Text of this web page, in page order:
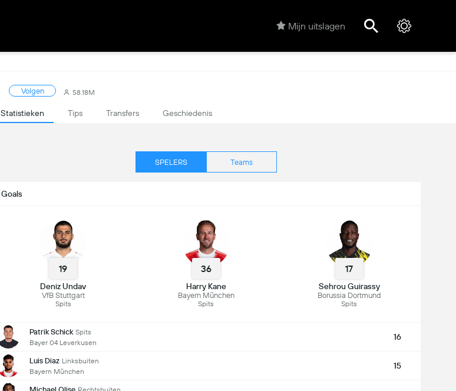
Mijn uitslagen
Volgen 58.18M
Statistieken Tips Transfers Geschiedenis
SPELERS Teams
Goals
19
Deniz Undav
VfB Stuttgart
Spits
36
Harry Kane
Bayern München
Spits
17
Sehrou Guirassy
Borussia Dortmund
Spits
Patrik Schick Spits
Bayer 04 Leverkusen
16
Luis Diaz Linksbuiten
Bayern München
15
Michael Olise